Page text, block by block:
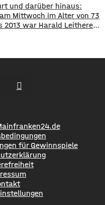
und darüber hinaus:
Mittwoch im Alter von 73
2013 war Harald Leitherer
für Gewinnspiele